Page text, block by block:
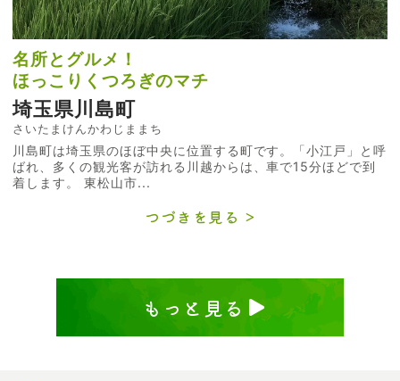
名所とグルメ！
ほっこりくつろぎのマチ
埼玉県川島町
さいたまけんかわじままち
川島町は埼玉県のほぼ中央に位置する町です。「小江戸」と呼
ばれ、多くの観光客が訪れる川越からは、車で15分ほどで到
着します。 東松山市...
つづきを見る
もっと見る